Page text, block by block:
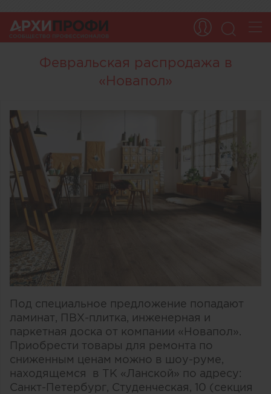
Февральская распродажа в
«Новапол»
Под специальное предложение попадают
ламинат, ПВХ-плитка, инженерная и
паркетная доска от компании «Новапол».
Приобрести товары для ремонта по
сниженным ценам можно в шоу-руме,
находящемся в ТК «Ланской» по адресу:
Санкт-Петербург, Студенческая, 10 (секция